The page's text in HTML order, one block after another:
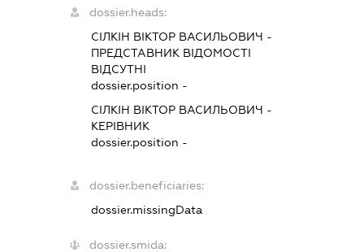
dossier.heads:
СІЛКІН ВІКТОР ВАСИЛЬОВИЧ -
ПРЕДСТАВНИК ВІДОМОСТІ
ВІДСУТНІ
dossier.position -
СІЛКІН ВІКТОР ВАСИЛЬОВИЧ -
КЕРІВНИК
dossier.position -
dossier.beneficiaries:
dossier.missingData
dossier.smida: